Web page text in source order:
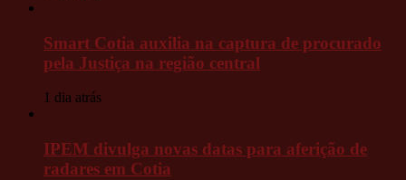
Smart Cotia auxilia na captura de procurado
pela Justiça na região central
1 dia atrás
IPEM divulga novas datas para aferição de
radares em Cotia